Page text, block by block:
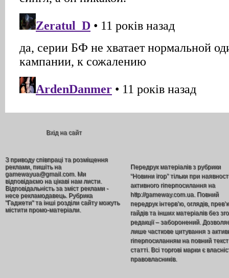
Вхід на сайт
З приводу співпраці та розміщення
реклами, пишіть на
gamewayua@gmail.com. Ми
відповідаємо на цікаві нам листи.
Відповідальність за зміст реклами -
несе рекламодавець. Рубрика
"Гаджети" та інші розділи сайту можуть
містити промо-матеріали.
Передрук матеріалів з рубрики
“Новини ігор” тільки при
активного гіперпосилання на
http://gameway.com.ua. Повний
передрук інтерв’ю, оглядів,
гайдів та інших матеріалів без
редакції – заборонений.
лише часткове цитування з
гіперпосиланням на повний текст
статті. Всі торгові марки є
правовласників.